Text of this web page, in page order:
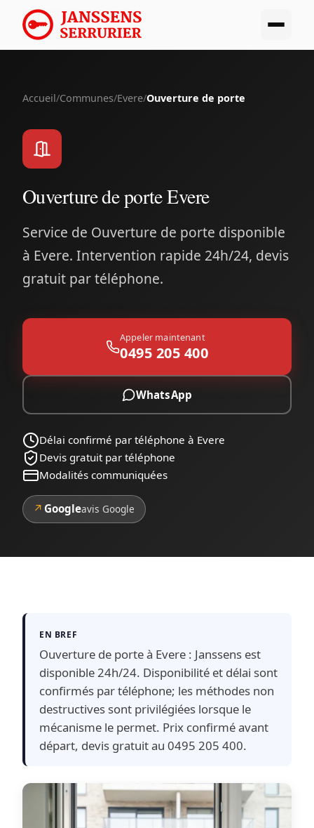
Accueil/Communes/Evere/Ouverture de porte
Ouverture de porte Evere
Service de Ouverture de porte disponible
à Evere. Intervention rapide 24h/24, devis
gratuit par téléphone.
Appeler maintenant
0495 205 400
WhatsApp
Délai confirmé par téléphone à Evere
Devis gratuit par téléphone
Modalités communiquées
↗ Googleavis Google
EN BREF
Ouverture de porte à Evere : Janssens est
disponible 24h/24. Disponibilité et délai sont
confirmés par téléphone; les méthodes non
destructives sont privilégiées lorsque le
mécanisme le permet. Prix confirmé avant
départ, devis gratuit au 0495 205 400.